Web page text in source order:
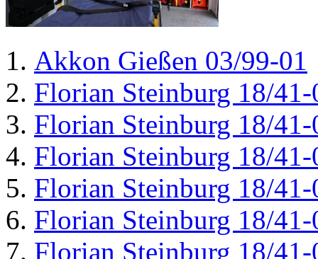
Akkon Gießen 03/99-01
Florian Steinburg 18/41-
Florian Steinburg 18/41-
Florian Steinburg 18/41-
Florian Steinburg 18/41-
Florian Steinburg 18/41-
Florian Steinburg 18/41-